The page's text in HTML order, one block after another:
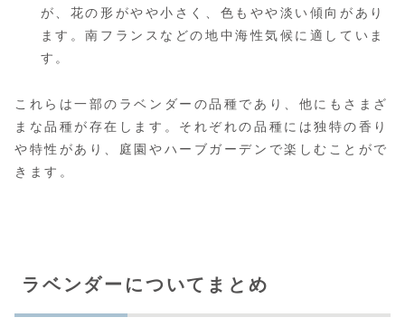
が、花の形がやや小さく、色もやや淡い傾向があり
ます。南フランスなどの地中海性気候に適していま
す。
これらは一部のラベンダーの品種であり、他にもさまざ
まな品種が存在します。それぞれの品種には独特の香り
や特性があり、庭園やハーブガーデンで楽しむことがで
きます。
ラベンダーについてまとめ